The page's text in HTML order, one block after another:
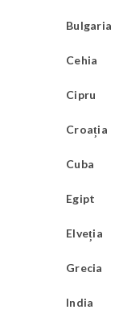
Bulgaria
Cehia
Cipru
Croația
Cuba
Egipt
Elveția
Grecia
India